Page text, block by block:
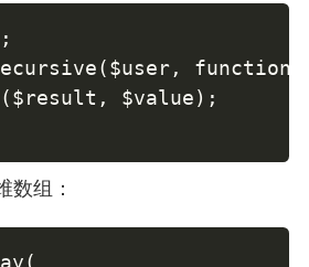
$value);
数组：